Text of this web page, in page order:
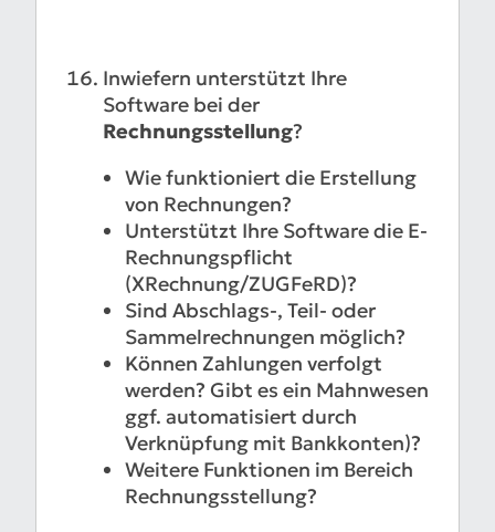
Inwiefern unterstützt Ihre
Software bei der
Rechnungsstellung?
Wie funktioniert die Erstellung
von Rechnungen?
Unterstützt Ihre Software die E-
Rechnungspflicht
(XRechnung/ZUGFeRD)?
Sind Abschlags-, Teil- oder
Sammelrechnungen möglich?
Können Zahlungen verfolgt
werden? Gibt es ein Mahnwesen
ggf. automatisiert durch
Verknüpfung mit Bankkonten)?
Weitere Funktionen im Bereich
Rechnungsstellung?